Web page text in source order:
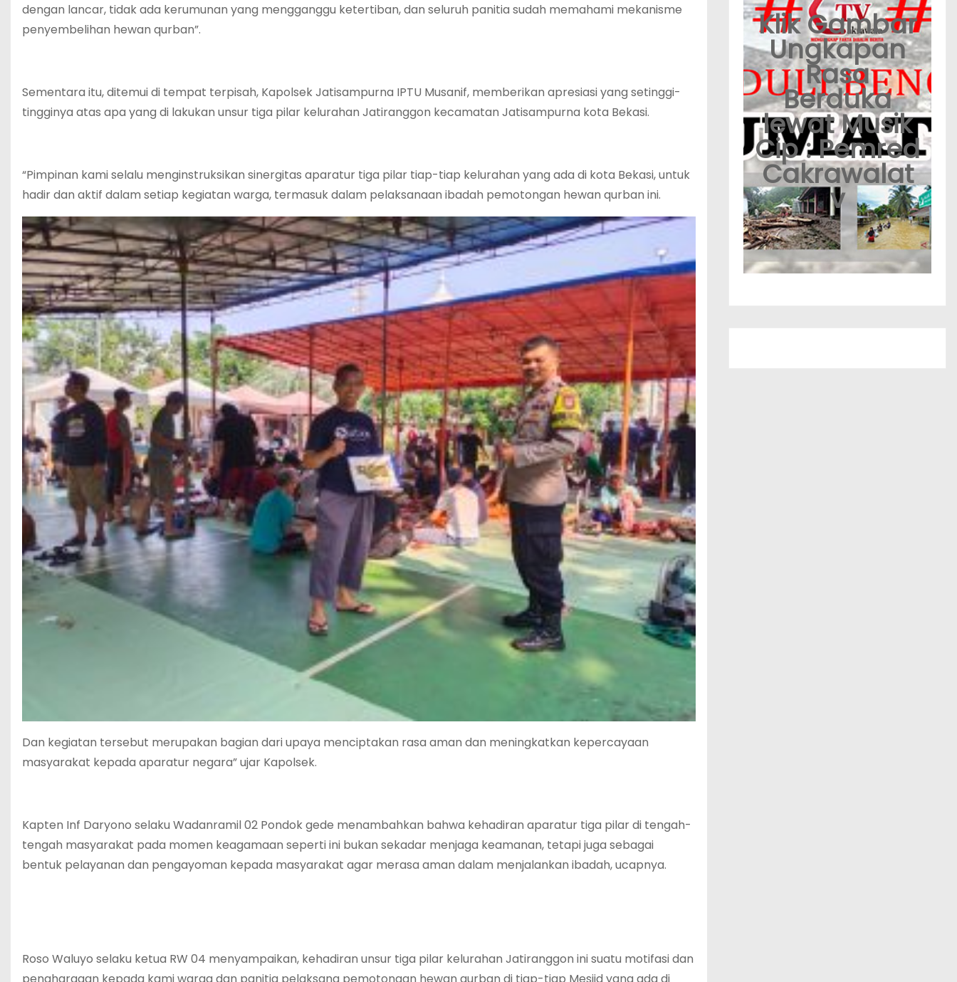
dengan lancar, tidak ada kerumunan yang mengganggu ketertiban, dan seluruh panitia sudah memahami mekanisme
penyembelihan hewan qurban”.
Sementara itu, ditemui di tempat terpisah, Kapolsek Jatisampurna IPTU Musanif, memberikan apresiasi yang setinggi-
tingginya atas apa yang di lakukan unsur tiga pilar kelurahan Jatiranggon kecamatan Jatisampurna kota Bekasi.
“Pimpinan kami selalu menginstruksikan sinergitas aparatur tiga pilar tiap-tiap kelurahan yang ada di kota Bekasi, untuk
hadir dan aktif dalam setiap kegiatan warga, termasuk dalam pelaksanaan ibadah pemotongan hewan qurban ini.
Dan kegiatan tersebut merupakan bagian dari upaya menciptakan rasa aman dan meningkatkan kepercayaan
masyarakat kepada aparatur negara” ujar Kapolsek.
Kapten Inf Daryono selaku Wadanramil 02 Pondok gede menambahkan bahwa kehadiran aparatur tiga pilar di tengah-
tengah masyarakat pada momen keagamaan seperti ini bukan sekadar menjaga keamanan, tetapi juga sebagai
bentuk pelayanan dan pengayoman kepada masyarakat agar merasa aman dalam menjalankan ibadah, ucapnya.
Roso Waluyo selaku ketua RW 04 menyampaikan, kehadiran unsur tiga pilar kelurahan Jatiranggon ini suatu motifasi dan
Klik Gambar
Ungkapan
Rasa
Berduka
lewat Musik
Cip : Pemred
Cakrawalat
v